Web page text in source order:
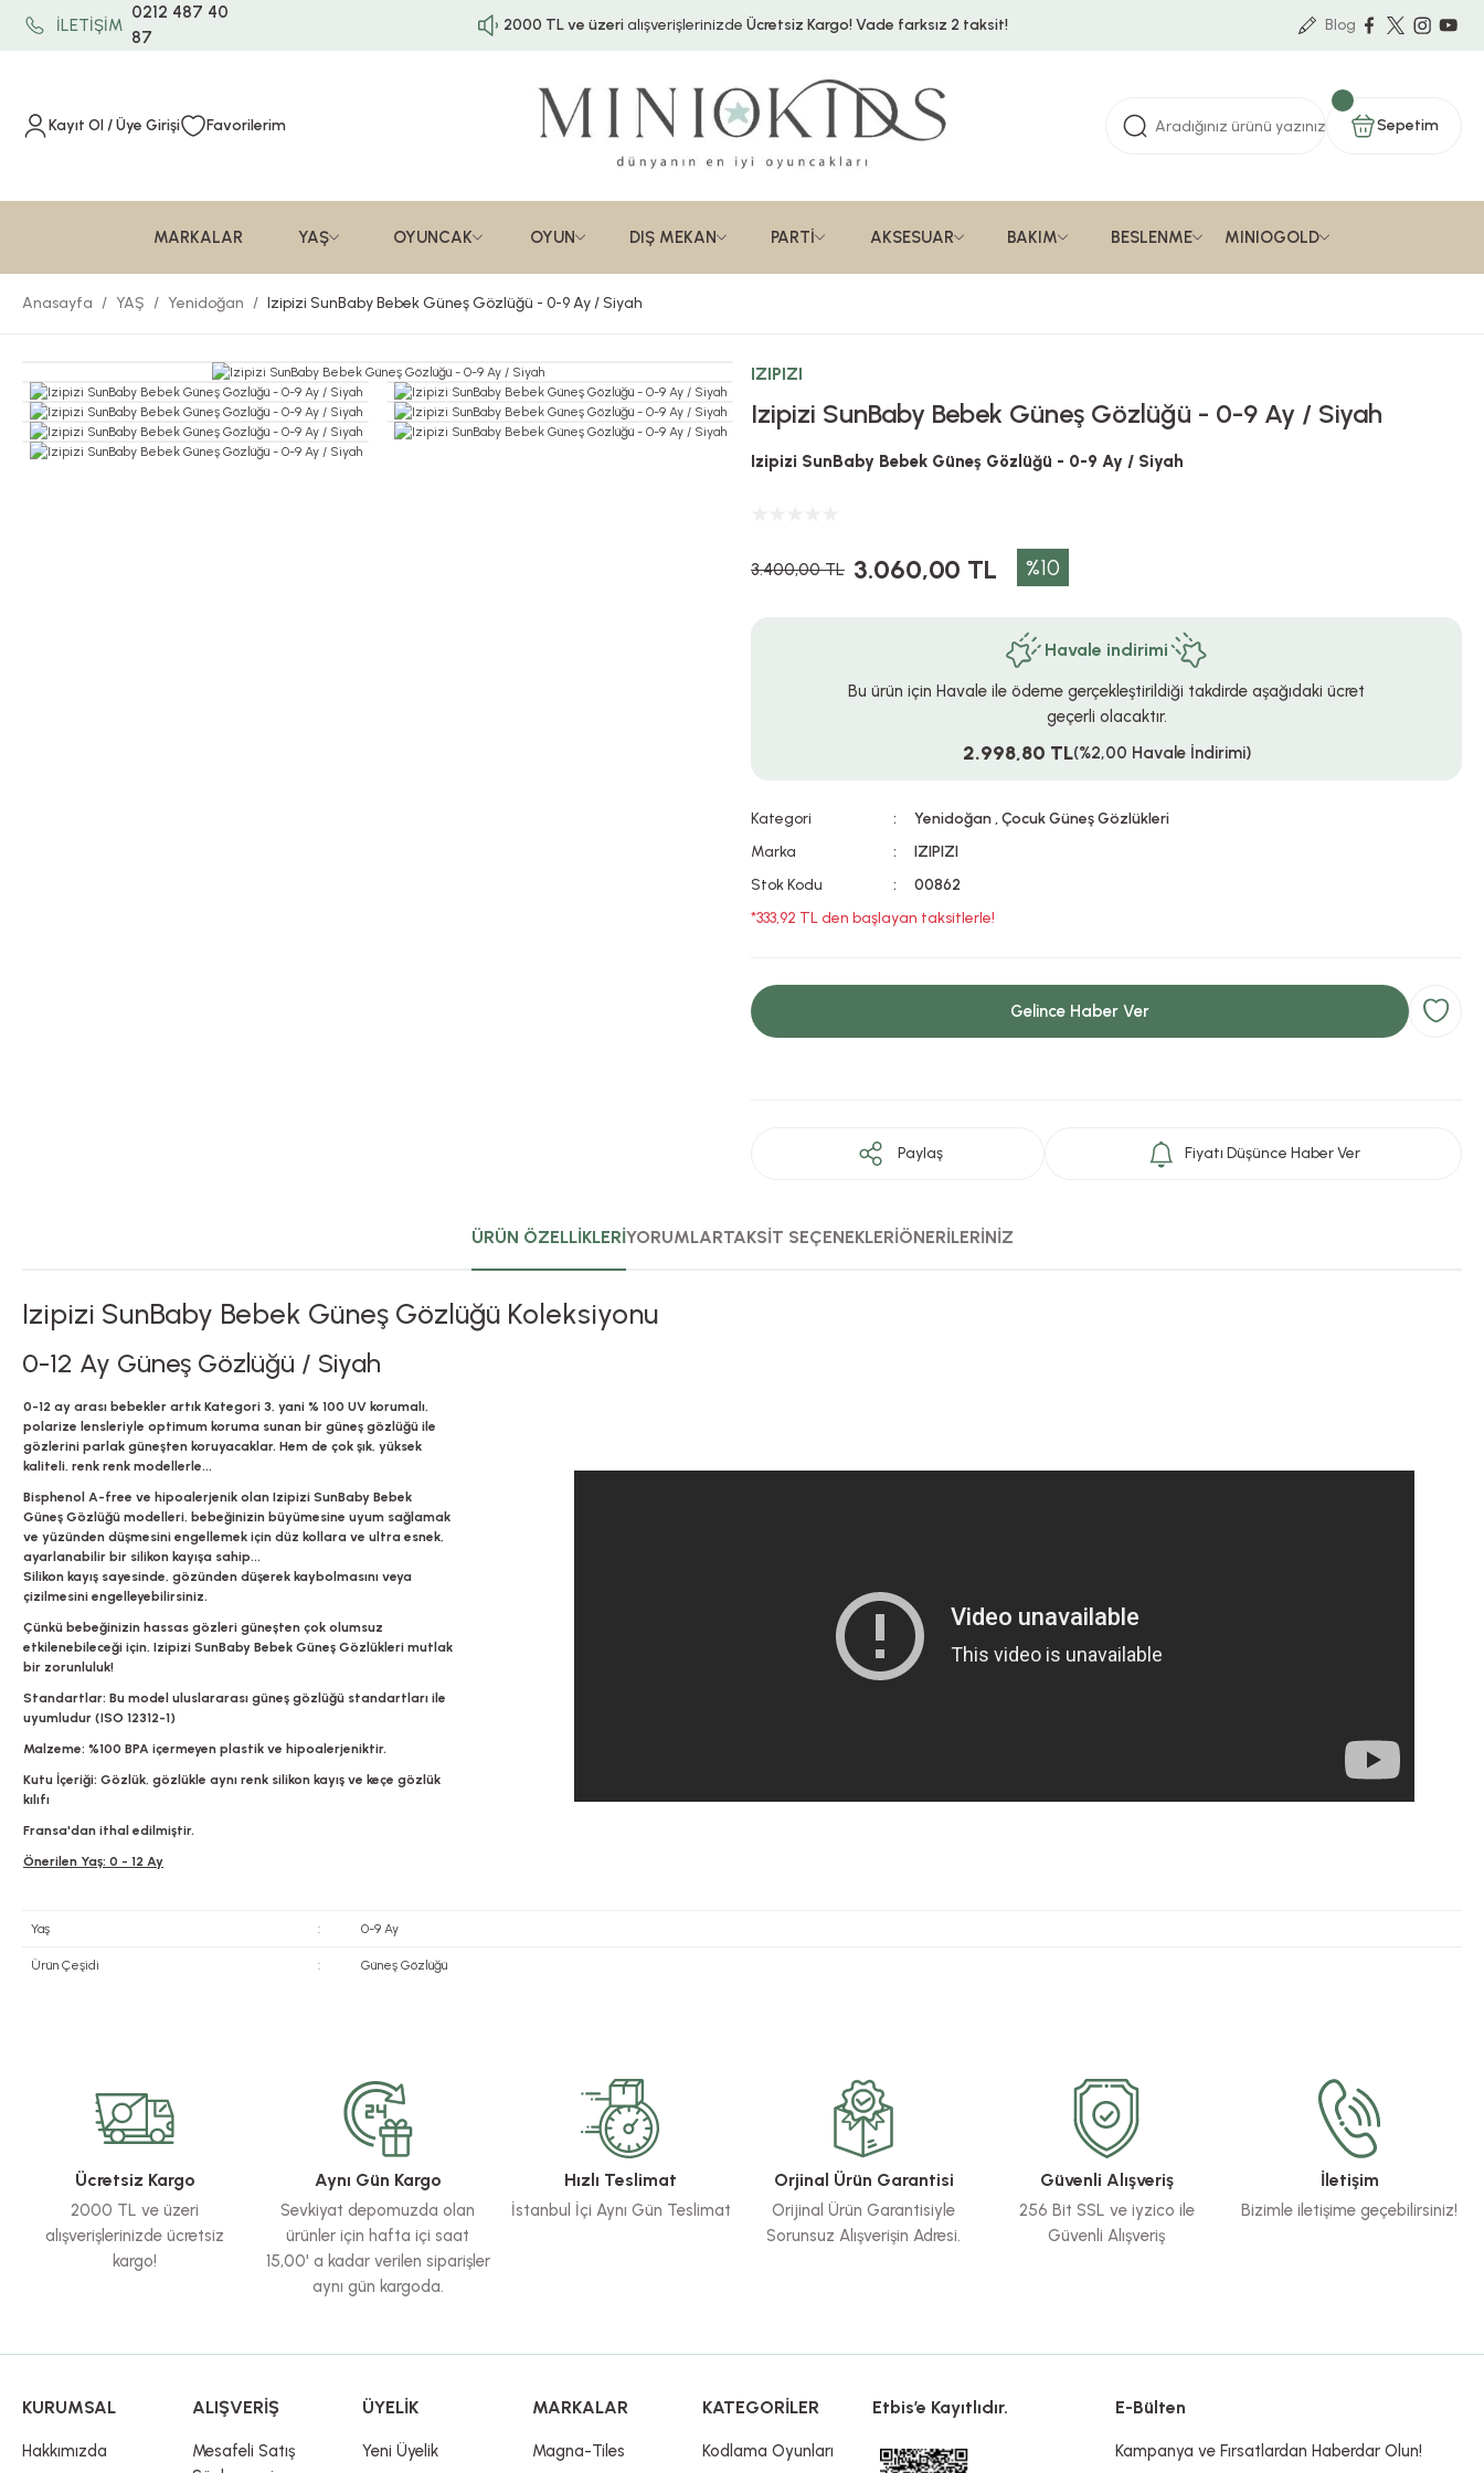
İLETİŞİM
0212 487 40
87
2000 TL ve üzerialışverişlerinizde Ücretsiz Kargo!Vade farksız 2 taksit! Blog
Kayıt Ol / Üye Girişi Favorilerim Sepetim
MARKALAR YAŞ OYUNCAK OYUN DIŞ MEKAN PARTİ AKSESUAR BAKIM BESLENME MINIOGOLD
Anasayfa YAŞ Yenidoğan Izipizi SunBaby Bebek Güneş Gözlüğü - 0-9 Ay / Siyah
IZIPIZI
Izipizi SunBaby Bebek Güneş Gözlüğü - 0-9 Ay / Siyah
Izipizi SunBaby Bebek Güneş Gözlüğü - 0-9 Ay / Siyah
3.400,00 TL 3.060,00 TL %10
Havale indirimi
Bu ürün için Havale ile ödeme gerçekleştirildiği takdirde aşağıdaki ücret
geçerli olacaktır.
2.998,80 TL(%2,00 Havale İndirimi)
Kategori Yenidoğan,Çocuk Güneş Gözlükleri
Marka
IZIPIZI
Stok Kodu
00862
*333,92 TL den başlayan taksitlerle!
Gelince Haber Ver
Paylaş Fiyatı Düşünce Haber Ver
ÜRÜN ÖZELLİKLERİYORUMLARTAKSİT SEÇENEKLERİÖNERİLERİNİZ
Izipizi SunBaby Bebek Güneş Gözlüğü Koleksiyonu
0-12 Ay Güneş Gözlüğü / Siyah
0-12 ay arası bebekler artık Kategori 3, yani % 100 UV korumalı,
polarize lensleriyle optimum koruma sunan bir güneş gözlüğü ile
gözlerini parlak güneşten koruyacaklar. Hem de çok şık, yüksek
kaliteli, renk renk modellerle...
Bisphenol A-free ve hipoalerjenik olan Izipizi SunBaby Bebek
Güneş Gözlüğü modelleri, bebeğinizin büyümesine uyum sağlamak
ve yüzünden düşmesini engellemek için düz kollara ve ultra esnek,
ayarlanabilir bir silikon kayışa sahip...
Silikon kayış sayesinde, gözünden düşerek kaybolmasını veya
çizilmesini engelleyebilirsiniz.
Çünkü bebeğinizin hassas gözleri güneşten çok olumsuz
etkilenebileceği için, Izipizi SunBaby Bebek Güneş Gözlükleri mutlak
bir zorunluluk!
Standartlar: Bu model uluslararası güneş gözlüğü standartları ile
uyumludur (ISO 12312-1)
Malzeme: %100 BPA içermeyen plastik ve hipoalerjeniktir.
Kutu İçeriği: Gözlük, gözlükle aynı renk silikon kayış ve keçe gözlük
kılıfı
Fransa'dan ithal edilmiştir.
Önerilen Yaş: 0 - 12 Ay
Yaş : 0-9 Ay
Ürün Çeşidi : Güneş Gözlüğü
Ürün resmi kalitesiz, bozuk veya görüntülenemiyor.
Ürün açıklamasında eksik bilgiler bulunuyor.
Ürün bilgilerinde hatalar bulunuyor.
Ürün fiyatı diğer sitelerden daha pahalı.
Bu ürüne benzer farklı alternatifler olmalı.
Ücretsiz Kargo
2000 TL ve üzeri
alışverişlerinizde ücretsiz
kargo!
Aynı Gün Kargo
Sevkiyat depomuzda olan
ürünler için hafta içi saat
15,00' a kadar verilen siparişler
aynı gün kargoda.
Hızlı Teslimat
İstanbul İçi Aynı Gün Teslimat
Orjinal Ürün Garantisi
Orijinal Ürün Garantisiyle
Sorunsuz Alışverişin Adresi.
Güvenli Alışveriş
256 Bit SSL ve iyzico ile
Güvenli Alışveriş
İletişim
Bizimle iletişime geçebilirsiniz!
KURUMSAL
Hakkımızda
ALIŞVERİŞ
Mesafeli Satış
ÜYELİK
Yeni Üyelik
MARKALAR
Magna-Tiles
KATEGORİLER
Kodlama Oyunları
Etbis’e Kayıtlıdır. E-Bülten
Kampanya ve Fırsatlardan Haberdar Olun!